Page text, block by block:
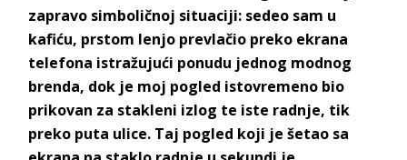
zapravo simboličnoj situaciji: sedeo sam u
kafiću, prstom lenjo prevlačio preko ekrana
telefona istražujući ponudu jednog modnog
brenda, dok je moj pogled istovremeno bio
prikovan za stakleni izlog te iste radnje, tik
preko puta ulice. Taj pogled koji je šetao sa